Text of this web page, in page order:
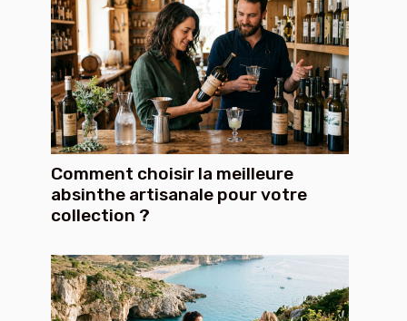
Comment choisir la meilleure
absinthe artisanale pour votre
collection ?